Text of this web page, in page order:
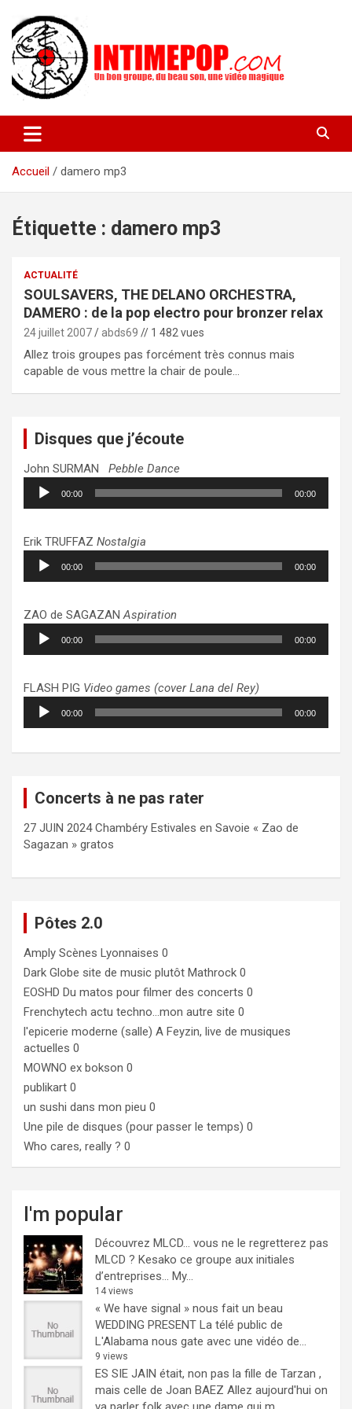
contenu
intimepop.com
actuelles pop rock, post-rock, indé sur Lyon. rock pop concert
lyon
Accueil
damero mp3
Étiquette : damero mp3
ACTUALITÉ
SOULSAVERS, THE DELANO ORCHESTRA,
DAMERO : de la pop electro pour bronzer relax
24 juillet 2007 abds69 // 1 482 vues
Allez trois groupes pas forcément très connus mais
capable de vous mettre la chair de poule…
Disques que j’écoute
John SURMAN Pebble Dance
Lecteur
audio
00:00 00:00
Erik TRUFFAZ Nostalgia
Lecteur
audio
00:00 00:00
ZAO de SAGAZANAspiration
Lecteur
audio
00:00 00:00
FLASH PIG Video games (cover Lana del Rey)
Lecteur
audio
00:00 00:00
Concerts à ne pas rater
27 JUIN 2024 Chambéry Estivales en Savoie « Zao de
Sagazan » gratos
Pôtes 2.0
Amply Scènes Lyonnaises 0
Dark Globe site de music plutôt Mathrock 0
EOSHD Du matos pour filmer des concerts 0
Frenchytech actu techno…mon autre site 0
l'epicerie moderne (salle) A Feyzin, live de musiques
actuelles 0
MOWNO ex bokson 0
publikart 0
un sushi dans mon pieu 0
Une pile de disques (pour passer le temps) 0
Who cares, really ? 0
I'm popular
Découvrez MLCD… vous ne le regretterez pas
MLCD ? Kesako ce groupe aux initiales
d’entreprises… My...
14 views
« We have signal » nous fait un beau
WEDDING PRESENT La télé public de
L'Alabama nous gate avec une vidéo de...
9 views
ES SIE JAIN était, non pas la fille de Tarzan ,
mais celle de Joan BAEZ Allez aujourd'hui on